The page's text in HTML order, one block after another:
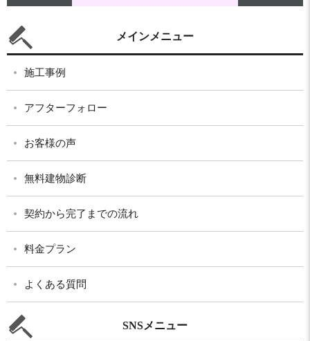
メインメニュー
施工事例
アフターフォロー
お客様の声
無料建物診断
契約から完了までの流れ
料金プラン
よくある質問
SNSメニュー